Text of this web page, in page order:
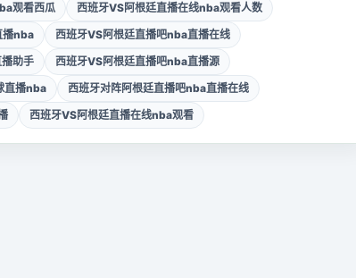
观看西瓜
西班牙VS阿根廷直播在线nba观看人数
播nba
西班牙VS阿根廷直播吧nba直播在线
助手
西班牙VS阿根廷直播吧nba直播源
直播nba
西班牙对阵阿根廷直播吧nba直播在线
西班牙VS阿根廷直播在线nba观看